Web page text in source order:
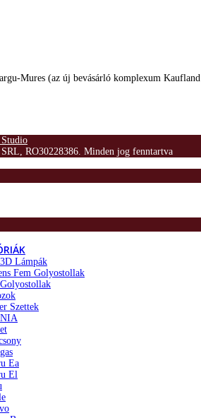
Mures (az új bevásárló komplexum
RO30228386. Minden jog fenntartva
Lámpák
Fem Golyostollak
Szettek
Ea
El